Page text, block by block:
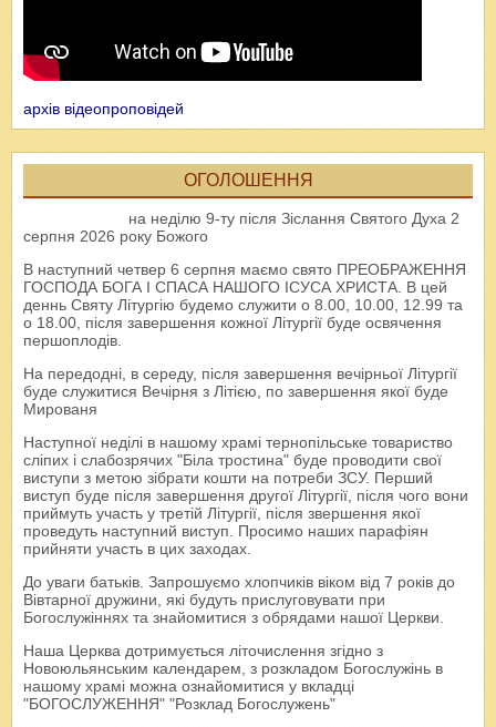
архів відеопроповідей
ОГОЛОШЕННЯ
на неділю 9-ту після Зіслання Святого Духа 2
серпня 2026 року Божого
В наступний четвер 6 серпня маємо свято ПРЕОБРАЖЕННЯ
ГОСПОДА БОГА І СПАСА НАШОГО ІСУСА ХРИСТА. В цей
деннь Святу Літургію будемо служити о 8.00, 10.00, 12.99 та
о 18.00, після завершення кожної Літургії буде освячення
першоплодів.
На передодні, в середу, після завершення вечірньої Літургії
буде служитися Вечірня з Літією, по завершення якої буде
Мированя
Наступної неділі в нашому храмі тернопільське товариство
сліпих і слабозрячих "Біла тростина" буде проводити свої
виступи з метою зібрати кошти на потреби ЗСУ. Перший
виступ буде після завершення другої Літургії, після чого вони
приймуть участь у третій Літургії, після звершення якої
проведуть наступний виступ. Просимо наших парафіян
прийняти участь в цих заходах.
До уваги батьків. Запрошуємо хлопчиків віком від 7 років до
Вівтарної дружини, які будуть прислуговувати при
Богослужіннях та знайомитися з обрядами нашої Церкви.
Наша Церква дотримується літочислення згідно з
Новоюльянським календарем, з розкладом Богослужінь в
нашому храмі можна ознайомитися у вкладці
"БОГОСЛУЖЕННЯ" "Розклад Богослужень"